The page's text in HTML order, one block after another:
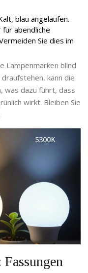
blau angelaufen.
abendliche
Sie dies im
Lampenmarken blind
draufstehen, kann die
was dazu führt, dass
wirkt. Bleiben Sie